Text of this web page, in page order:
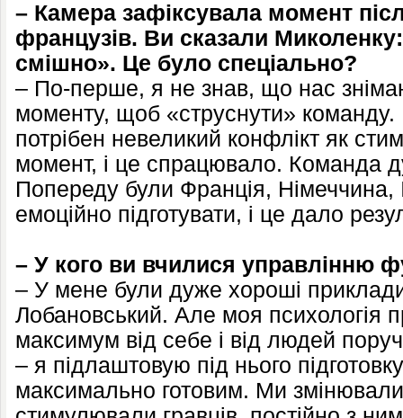
– Камера зафіксувала момент
французів. Ви сказали
смішно». Це було спеціально?
– По-перше, я не знав, що нас
моменту, щоб «струснути» команду.
потрібен невеликий конфлікт як
момент, і це спрацювало. Команда
Попереду були Франція, Німеччина,
емоційно підготувати, і це дало
– У кого ви вчилися управлінню
– У мене були дуже хороші
Лобановський. Але моя психологія
максимум від себе і від людей
– я підлаштовую під нього
максимально готовим. Ми